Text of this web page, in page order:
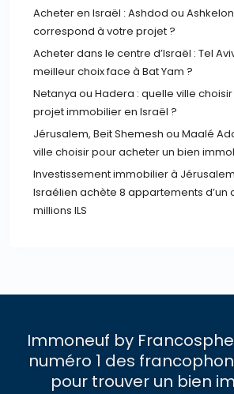
Acheter en Israël : Ashdod ou
correspond à votre projet ?
Acheter dans le centre d’Israël : Tel
meilleur choix face à Bat Yam ?
Netanya ou Hadera : quelle ville
projet immobilier en Israël ?
Jérusalem, Beit Shemesh ou Maalé
ville choisir pour acheter un bien
Investissement immobilier à
Israélien achète 8 appartements d’un
millions ILS
Immoneuf by
numéro 1 des
pour trouver un bien